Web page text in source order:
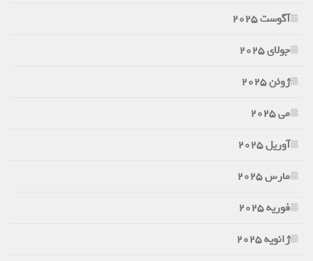
آگوست 2025
جولای 2025
ژوئن 2025
می 2025
آوریل 2025
مارس 2025
فوریه 2025
ژانویه 2025